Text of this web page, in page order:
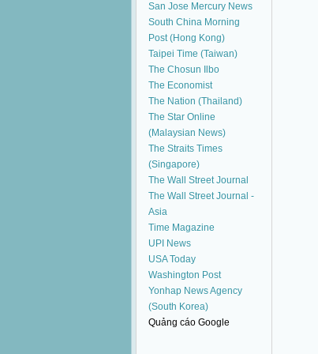
San Jose Mercury News
South China Morning
Post (Hong Kong)
Taipei Time (Taiwan)
The Chosun Ilbo
The Economist
The Nation (Thailand)
The Star Online
(Malaysian News)
The Straits Times
(Singapore)
The Wall Street Journal
The Wall Street Journal -
Asia
Time Magazine
UPI News
USA Today
Washington Post
Yonhap News Agency
(South Korea)
Quảng cáo Google